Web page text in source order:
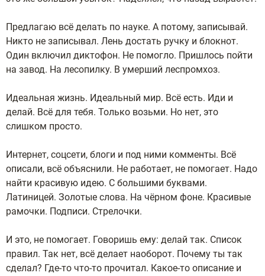
Предлагаю всё делать по науке. А потому, записывай.
Никто не записывал. Лень достать ручку и блокнот.
Один включил диктофон. Не помогло. Пришлось пойти
на завод. На лесопилку. В умерший леспромхоз.
Идеальная жизнь. Идеальный мир. Всё есть. Иди и
делай. Всё для тебя. Только возьми. Но нет, это
слишком просто.
Интернет, соцсети, блоги и под ними комменты. Всё
описали, всё объяснили. Не работает, не помогает. Надо
найти красивую идею. С большими буквами.
Латиницей. Золотые слова. На чёрном фоне. Красивые
рамочки. Подписи. Стрелочки.
И это, не помогает. Говоришь ему: делай так. Список
правил. Так нет, всё делает наоборот. Почему ты так
сделал? Где-то что-то прочитал. Какое-то описание и